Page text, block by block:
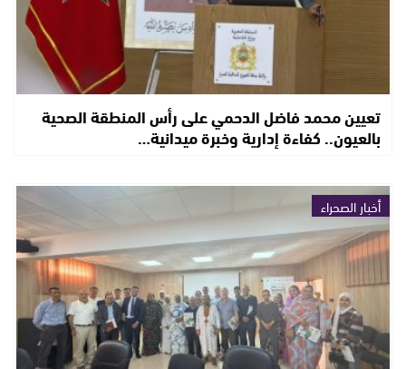
تعيين محمد فاضل الدحمي على رأس المنطقة الصحية
بالعيون.. كفاءة إدارية وخبرة ميدانية…
أخبار الصحراء